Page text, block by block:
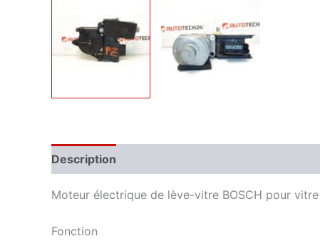
Description
Moteur électrique de lève-vitre BOSCH pour
Fonction